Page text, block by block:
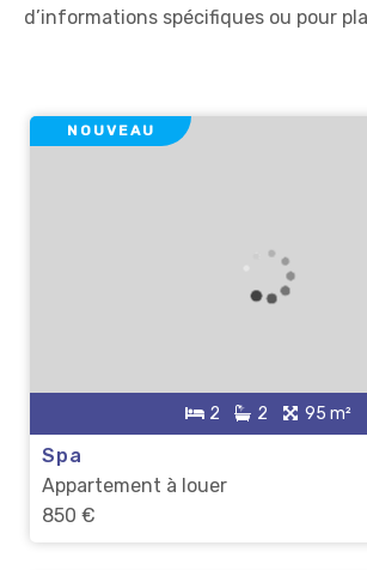
d’informations spécifiques ou pour
2 2 95 m²
NOUVEAU
Spa
Appartement à louer
850 €